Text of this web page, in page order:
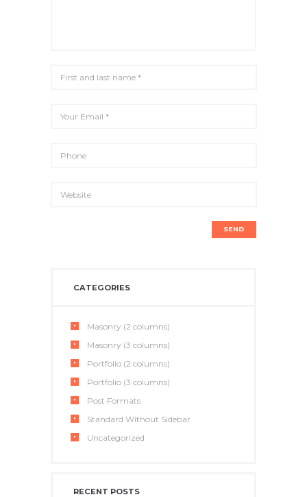
CATEGORIES
Masonry (2 columns)
Masonry (3 columns)
Portfolio (2 columns)
Portfolio (3 columns)
Post Formats
Standard Without Sidebar
Uncategorized
RECENT POSTS